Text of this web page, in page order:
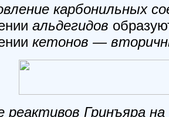
карбонильных
альдегидов
кетонов —
реактивов Гринъяра